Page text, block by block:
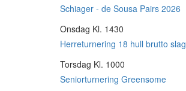
Schiager - de Sousa Pairs 2026
Onsdag Kl. 1430
Herreturnering 18 hull brutto slag
Torsdag Kl. 1000
Seniorturnering Greensome